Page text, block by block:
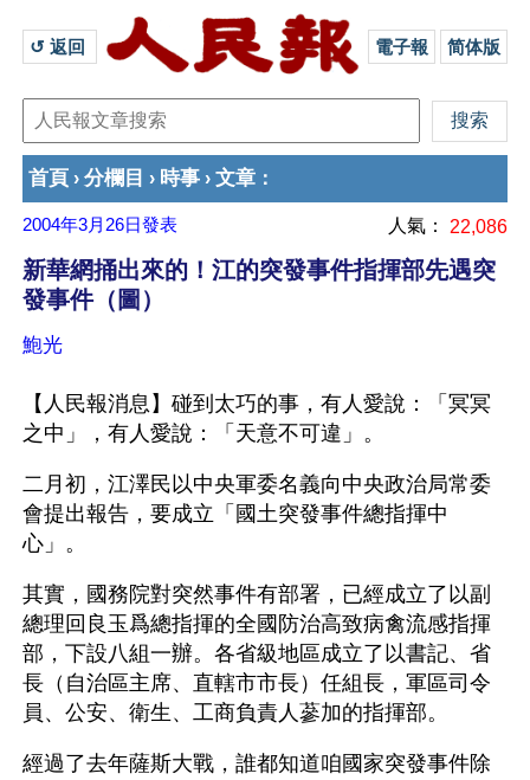
↺ 返回 電子報 简体版
首頁 › 分欄目 › 時事 › 文章 ：
2004年3月26日發表 人氣： 22,086
新華網捅出來的！江的突發事件指揮部先遇突
發事件（圖）
鮑光
【人民報消息】碰到太巧的事，有人愛說：「冥冥
之中」，有人愛說：「天意不可違」。
二月初，江澤民以中央軍委名義向中央政治局常委
會提出報告，要成立「國土突發事件總指揮中
心」。
其實，國務院對突然事件有部署，已經成立了以副
總理回良玉爲總指揮的全國防治高致病禽流感指揮
部，下設八組一辦。各省級地區成立了以書記、省
長（自治區主席、直轄市市長）任組長，軍區司令
員、公安、衛生、工商負責人蔘加的指揮部。
經過了去年薩斯大戰，誰都知道咱國家突發事件除